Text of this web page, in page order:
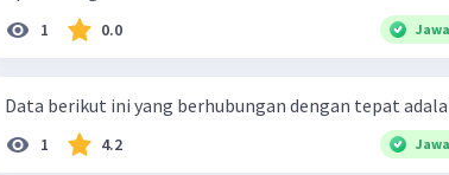
1 0.0
Data berikut ini yang berhubungan dengan tepat
1 4.2